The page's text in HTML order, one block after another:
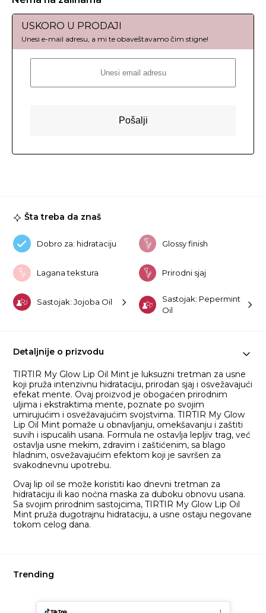
USKORO U PRODAJI
Šta treba da znaš
Dobro za: hidrataciju Glossy finish
Lagana tekstura Prirodni sjaj
Sastojak: Jojoba Oil
Sastojak: Pepermint
Oil
Detaljnije o prizvodu
TIRTIR My Glow Lip Oil Mint je luksuzni tretman za usne
koji pruža intenzivnu hidrataciju, prirodan sjaj i osvežavajući
efekat mente. Ovaj proizvod je obogaćen prirodnim
uljima i ekstraktima mente, poznate po svojim
umirujućim i osvežavajućim svojstvima. TIRTIR My Glow
Lip Oil Mint pomaže u obnavljanju, omekšavanju i zaštiti
suvih i ispucalih usana. Formula ne ostavlja lepljiv trag, već
ostavlja usne mekim, zdravim i zaštićenim, sa blago
hladnim, osvežavajućim efektom koji je savršen za
svakodnevnu upotrebu.
Ovaj lip oil se može koristiti kao dnevni tretman za
hidrataciju ili kao noćna maska za duboku obnovu usana.
Sa svojim prirodnim sastojcima, TIRTIR My Glow Lip Oil
Mint pruža dugotrajnu hidrataciju, a usne ostaju negovane
tokom celog dana.
Trending